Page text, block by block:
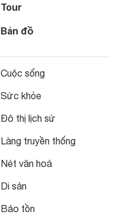
Tour
Bản đồ
Cuộc sống
Sức khỏe
Đô thị lịch sử
Làng truyền thống
Nét văn hoá
Di sản
Bảo tồn